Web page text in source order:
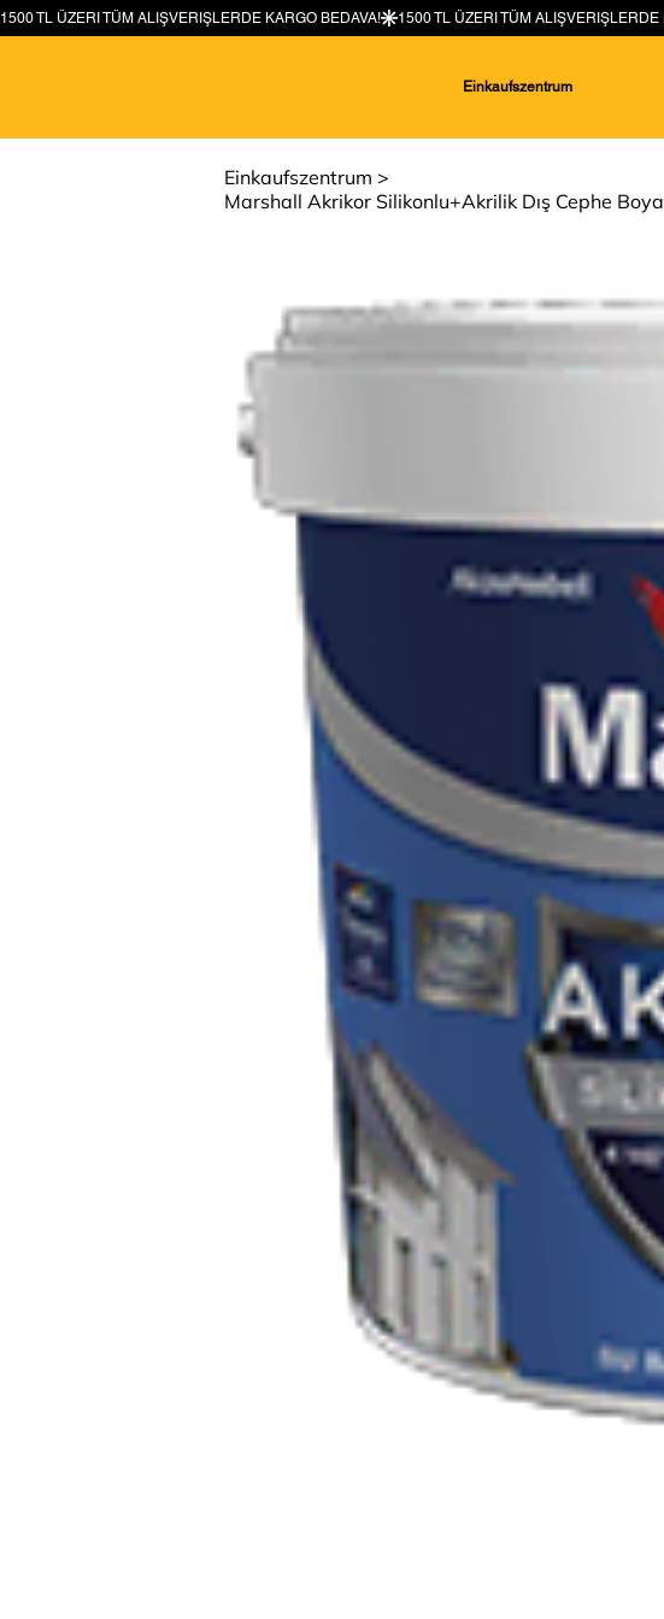
Einkaufszentrum
Einkaufszentrum >
Marshall Akrikor Silikonlu+Akrilik Dış Cephe